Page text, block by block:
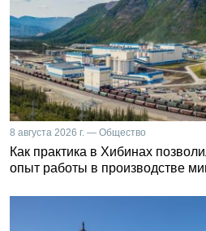
8 августа 2026 г. — Общество
Как практика в Хибинах
опыт работы в производстве